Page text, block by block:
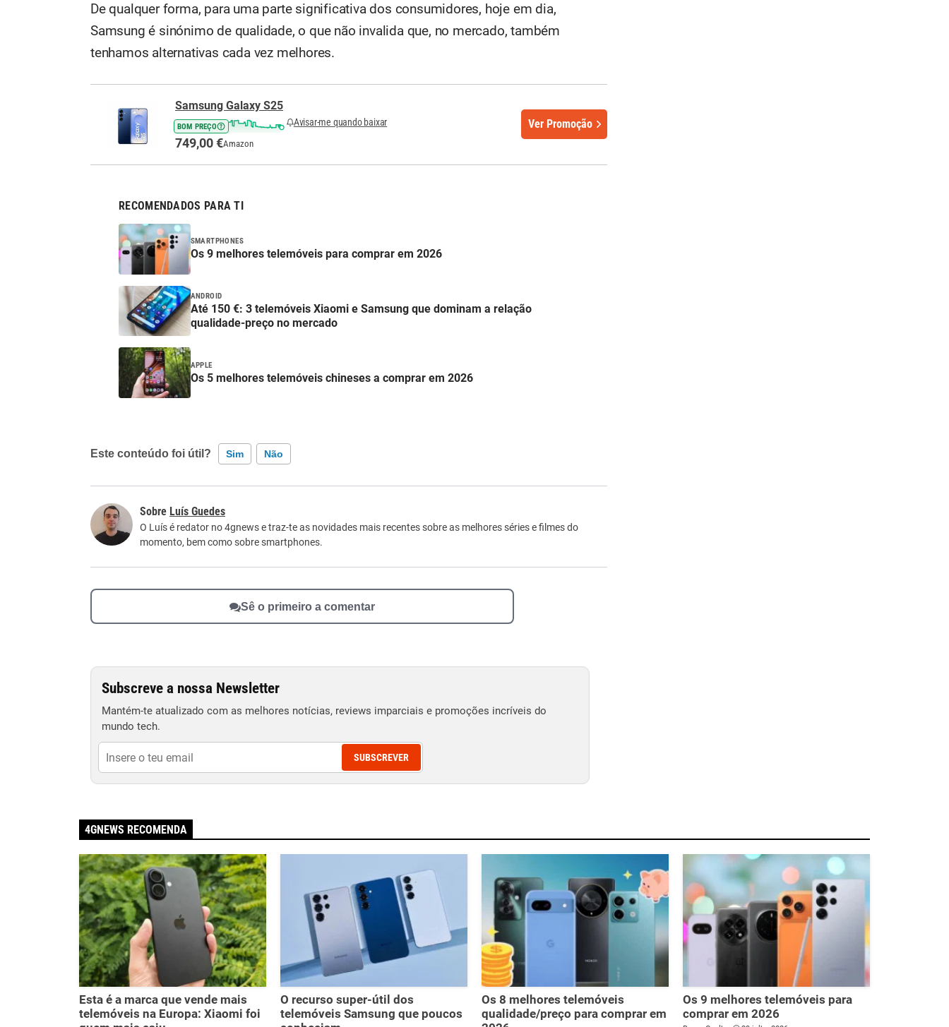
De qualquer forma, para uma parte significativa dos consumidores, hoje em dia,
Samsung é sinónimo de qualidade, o que não invalida que, no mercado, também
tenhamos alternativas cada vez melhores.
Samsung Galaxy S25
BOM PREÇO Avisar-me quando baixar
749,00 €Amazon
Ver Promoção
RECOMENDADOS PARA TI
SMARTPHONES
Os 9 melhores telemóveis para comprar em 2026
ANDROID
Até 150 €: 3 telemóveis Xiaomi e Samsung que dominam a relação
qualidade-preço no mercado
APPLE
Os 5 melhores telemóveis chineses a comprar em 2026
Este conteúdo foi útil? Sim Não
Este conteúdo não tem a informação que procuro
Luís Guedes
O Luís é redator no 4gnews e traz-te as novidades mais recentes sobre as melhores séries e filmes do
momento, bem como sobre smartphones.
Sê o primeiro a comentar
Subscreve a nossa Newsletter
Mantém-te atualizado com as melhores notícias, reviews imparciais e promoções incríveis do
mundo tech.
SUBSCREVER
4GNEWS RECOMENDA
Esta é a marca que vende mais
telemóveis na Europa: Xiaomi foi
O recurso super-útil dos
telemóveis Samsung que poucos
Os 8 melhores telemóveis
qualidade/preço para comprar em
Os 9 melhores telemóveis para
comprar em 2026